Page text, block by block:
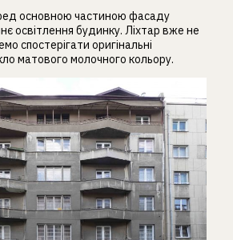
основною частиною фасаду
освітлення будинку. Ліхтар вже не
спостерігати оригінальні
матового молочного кольору.